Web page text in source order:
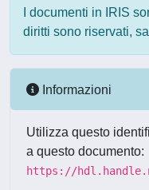
I documenti in IRIS
diritti sono riservati,
Informazioni
Utilizza questo
a questo documento:
https://